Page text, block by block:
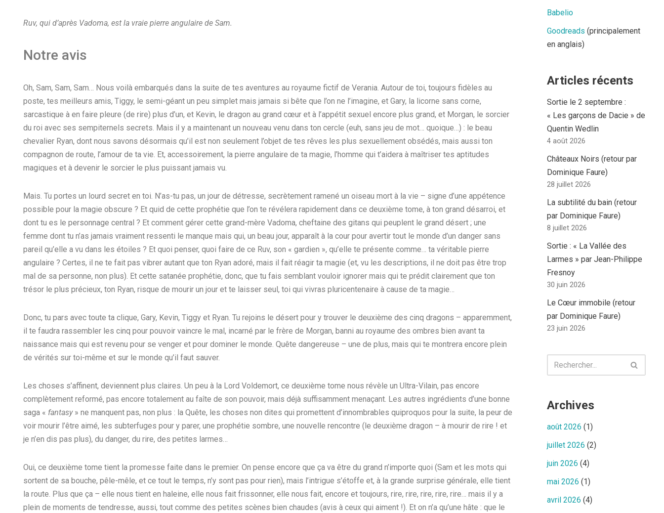
Ruv, qui d’après Vadoma, est la vraie pierre angulaire de Sam.
Notre avis
Oh, Sam, Sam, Sam… Nous voilà embarqués dans la suite de tes aventures au royaume fictif de Verania. Autour de toi, toujours fidèles au
poste, tes meilleurs amis, Tiggy, le semi-géant un peu simplet mais jamais si bête que l’on ne l’imagine, et Gary, la licorne sans corne,
sarcastique à en faire pleure (de rire) plus d’un, et Kevin, le dragon au grand cœur et à l’appétit sexuel encore plus grand, et Morgan, le sorcier
du roi avec ses sempiternels secrets. Mais il y a maintenant un nouveau venu dans ton cercle (euh, sans jeu de mot… quoique…) : le beau
chevalier Ryan, dont nous savons désormais qu’il est non seulement l’objet de tes rêves les plus sexuellement obsédés, mais aussi ton
compagnon de route, l’amour de ta vie. Et, accessoirement, la pierre angulaire de ta magie, l’homme qui t’aidera à maîtriser tes aptitudes
magiques et à devenir le sorcier le plus puissant jamais vu.
Mais. Tu portes un lourd secret en toi. N’as-tu pas, un jour de détresse, secrètement ramené un oiseau mort à la vie – signe d’une appétence
possible pour la magie obscure ? Et quid de cette prophétie que l’on te révélera rapidement dans ce deuxième tome, à ton grand désarroi, et
dont tu es le personnage central ? Et comment gérer cette grand-mère Vadoma, cheftaine des gitans qui peuplent le grand désert ; une
femme dont tu n’as jamais vraiment ressenti le manque mais qui, un beau jour, apparaît à la cour pour avertir tout le monde d’un danger sans
pareil qu’elle a vu dans les étoiles ? Et quoi penser, quoi faire de ce Ruv, son « gardien », qu’elle te présente comme… ta véritable pierre
angulaire ? Certes, il ne te fait pas vibrer autant que ton Ryan adoré, mais il fait réagir ta magie (et, vu les descriptions, il ne doit pas être trop
mal de sa personne, non plus). Et cette satanée prophétie, donc, que tu fais semblant vouloir ignorer mais qui te prédit clairement que ton
trésor le plus précieux, ton Ryan, risque de mourir un jour et te laisser seul, toi qui vivras pluricentenaire à cause de ta magie…
Donc, tu pars avec toute ta clique, Gary, Kevin, Tiggy et Ryan. Tu rejoins le désert pour y trouver le deuxième des cinq dragons – apparemment,
il te faudra rassembler les cinq pour pouvoir vaincre le mal, incarné par le frère de Morgan, banni au royaume des ombres bien avant ta
naissance mais qui est revenu pour se venger et pour dominer le monde. Quête dangereuse – une de plus, mais qui te montrera encore plein
de vérités sur toi-même et sur le monde qu’il faut sauver.
Les choses s’affinent, deviennent plus claires. Un peu à la Lord Voldemort, ce deuxième tome nous révèle un Ultra-Vilain, pas encore
complètement reformé, pas encore totalement au faîte de son pouvoir, mais déjà suffisamment menaçant. Les autres ingrédients d’une bonne
saga « fantasy» ne manquent pas, non plus : la Quête, les choses non dites qui promettent d’innombrables quiproquos pour la suite, la peur de
voir mourir l’être aimé, les subterfuges pour y parer, une prophétie sombre, une nouvelle rencontre (le deuxième dragon – à mourir de rire ! et
je n’en dis pas plus), du danger, du rire, des petites larmes…
Oui, ce deuxième tome tient la promesse faite dans le premier. On pense encore que ça va être du grand n’importe quoi (Sam et les mots qui
sortent de sa bouche, pêle-mêle, et ce tout le temps, n’y sont pas pour rien), mais l’intrigue s’étoffe et, à la grande surprise générale, elle tient
la route. Plus que ça – elle nous tient en haleine, elle nous fait frissonner, elle nous fait, encore et toujours, rire, rire, rire, rire, rire… mais il y a
plein de moments de tendresse, aussi, tout comme des petites scènes bien chaudes (avis à ceux qui aiment !). Et on n’a qu’une hâte : que le
Babelio
Goodreads (principalement
en anglais)
Articles récents
Sortie le 2 septembre :
« Les garçons de Dacie » de
Quentin Wedlin
4 août 2026
Châteaux Noirs (retour par
Dominique Faure)
28 juillet 2026
La subtilité du bain (retour
par Dominique Faure)
8 juillet 2026
Sortie : « La Vallée des
Larmes » par Jean-Philippe
Fresnoy
30 juin 2026
Le Cœur immobile (retour
par Dominique Faure)
23 juin 2026
Archives
août 2026 (1)
juillet 2026 (2)
juin 2026 (4)
mai 2026 (1)
avril 2026 (4)